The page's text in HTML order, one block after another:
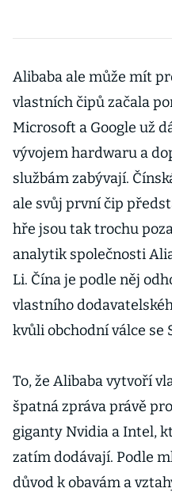
Alibaba ale může mít
vlastních čipů začala
Microsoft a Google už
vývojem hardwaru a
službám zabývají.
ale svůj první čip
hře jsou tak trochu
analytik společnosti
Li. Čína je podle něj
vlastního
kvůli obchodní válce se
To, že Alibaba vytvoří
špatná zpráva právě
giganty Nvidia a Intel,
zatím dodávají. Podle
důvod k obavám a